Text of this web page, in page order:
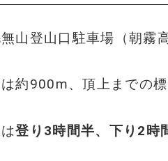
山登山口駐車場（朝霧
約900m、頂上までの
登り3時間半、下り2時